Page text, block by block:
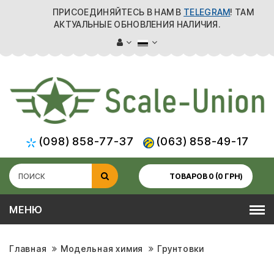
ПРИСОЕДИНЯЙТЕСЬ В НАМ В TELEGRAM! ТАМ
АКТУАЛЬНЫЕ ОБНОВЛЕНИЯ НАЛИЧИЯ.
(098) 858-77-37 (063) 858-49-17
ТОВАРОВ 0 (0 ГРН)
МЕНЮ
Главная Модельная химия
Грунтовки